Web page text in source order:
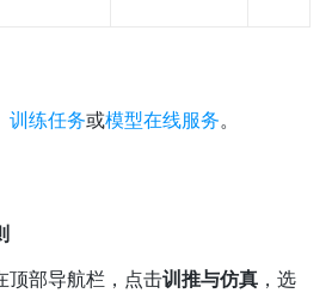
训练任务或模型在线服务。
顶部导航栏，点击训推与仿真，选